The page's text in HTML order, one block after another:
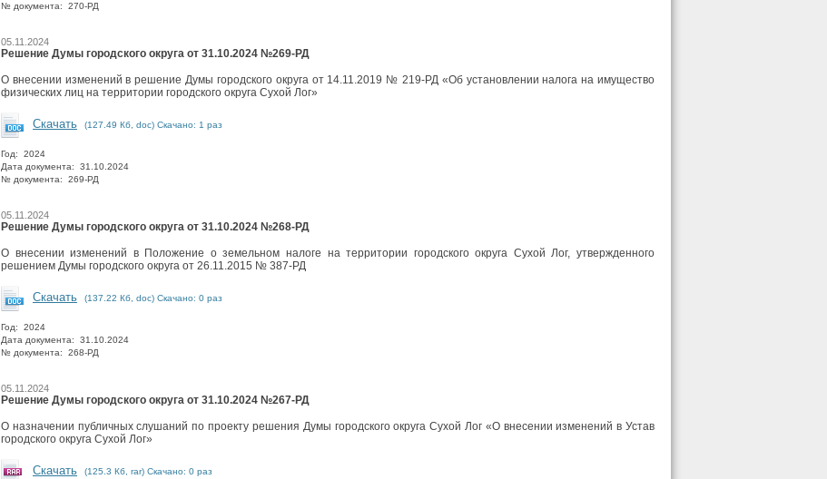
№ документа: 270-РД
05.11.2024
Решение Думы городского округа от 31.10.2024 №269-РД
О внесении изменений в решение Думы городского округа от 14.11.2019 № 219-РД «Об установлении налога на имущество
физических лиц на территории городского округа Сухой Лог»
Скачать (127.49 Кб, doc) Скачано: 1 раз
Год: 2024
Дата документа: 31.10.2024
№ документа: 269-РД
05.11.2024
Решение Думы городского округа от 31.10.2024 №268-РД
О внесении изменений в Положение о земельном налоге на территории городского округа Сухой Лог, утвержденного
решением Думы городского округа от 26.11.2015 № 387-РД
Скачать (137.22 Кб, doc) Скачано: 0 раз
Год: 2024
Дата документа: 31.10.2024
№ документа: 268-РД
05.11.2024
Решение Думы городского округа от 31.10.2024 №267-РД
О назначении публичных слушаний по проекту решения Думы городского округа Сухой Лог «О внесении изменений в Устав
городского округа Сухой Лог»
Скачать (125.3 Кб, rar) Скачано: 0 раз